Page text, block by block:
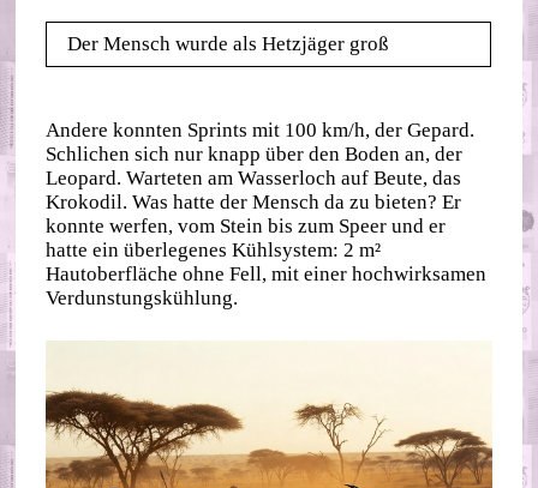
Der Mensch wurde als Hetzjäger groß
Andere konnten Sprints mit 100 km/h, der Gepard.
Schlichen sich nur knapp über den Boden an, der
Leopard. Warteten am Wasserloch auf Beute, das
Krokodil. Was hatte der Mensch da zu bieten? Er
konnte werfen, vom Stein bis zum Speer und er
hatte ein überlegenes Kühlsystem: 2 m²
Hautoberfläche ohne Fell, mit einer hochwirksamen
Verdunstungskühlung.